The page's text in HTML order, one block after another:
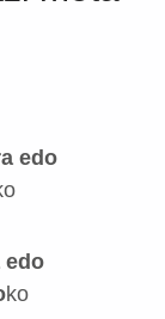
edo
edo
ko